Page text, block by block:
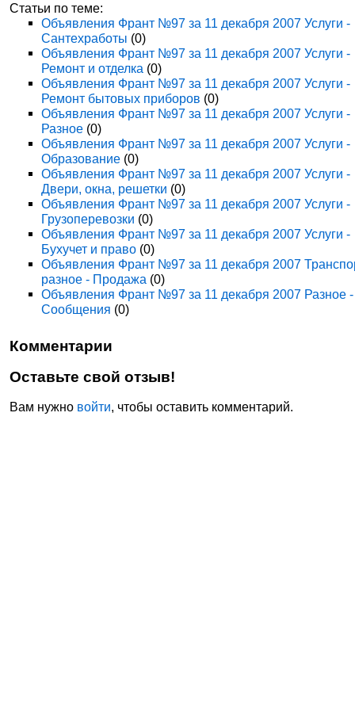
Статьи по теме:
Объявления Франт №97 за 11 декабря 2007 Услуги -
Сантехработы (0)
Объявления Франт №97 за 11 декабря 2007 Услуги -
Ремонт и отделка (0)
Объявления Франт №97 за 11 декабря 2007 Услуги -
Ремонт бытовых приборов (0)
Объявления Франт №97 за 11 декабря 2007 Услуги -
Разное (0)
Объявления Франт №97 за 11 декабря 2007 Услуги -
Образование (0)
Объявления Франт №97 за 11 декабря 2007 Услуги -
Двери, окна, решетки (0)
Объявления Франт №97 за 11 декабря 2007 Услуги -
Грузоперевозки (0)
Объявления Франт №97 за 11 декабря 2007 Услуги -
Бухучет и право (0)
Объявления Франт №97 за 11 декабря 2007
разное - Продажа (0)
Объявления Франт №97 за 11 декабря 2007 Разное -
Сообщения (0)
Комментарии
Оставьте свой отзыв!
Вам нужно войти, чтобы оставить комментарий.